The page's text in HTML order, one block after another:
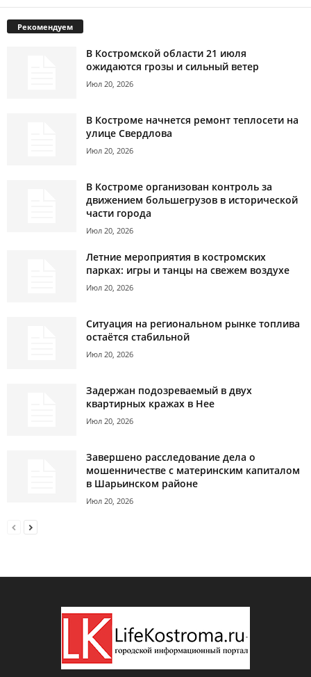
Рекомендуем
В Костромской области 21 июля
ожидаются грозы и сильный ветер
Июл 20, 2026
В Костроме начнется ремонт теплосети на
улице Свердлова
Июл 20, 2026
В Костроме организован контроль за
движением большегрузов в исторической
части города
Июл 20, 2026
Летние мероприятия в костромских
парках: игры и танцы на свежем воздухе
Июл 20, 2026
Ситуация на региональном рынке топлива
остаётся стабильной
Июл 20, 2026
Задержан подозреваемый в двух
квартирных кражах в Нее
Июл 20, 2026
Завершено расследование дела о
мошенничестве с материнским капиталом
в Шарьинском районе
Июл 20, 2026